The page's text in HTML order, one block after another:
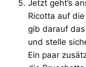
Jetzt geht’s
Ricotta auf
gib darauf
und stelle
Ein paar